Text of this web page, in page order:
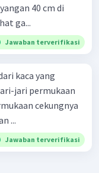
40 cm di
ga...
Jawaban terverifikasi
kaca yang
jari permukaan
cekungnya
...
Jawaban terverifikasi